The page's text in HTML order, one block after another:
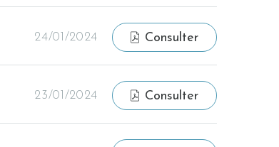
24/01/2024 Consulter
23/01/2024 Consulter